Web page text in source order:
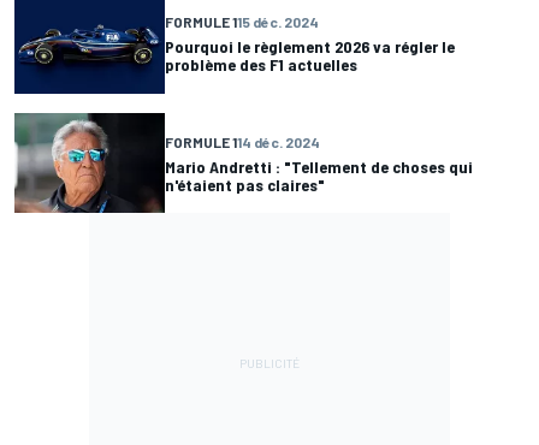
FORMULE 115 déc. 2024
Pourquoi le règlement 2026 va régler le
problème des F1 actuelles
FORMULE 114 déc. 2024
Mario Andretti : "Tellement de choses qui
n'étaient pas claires"